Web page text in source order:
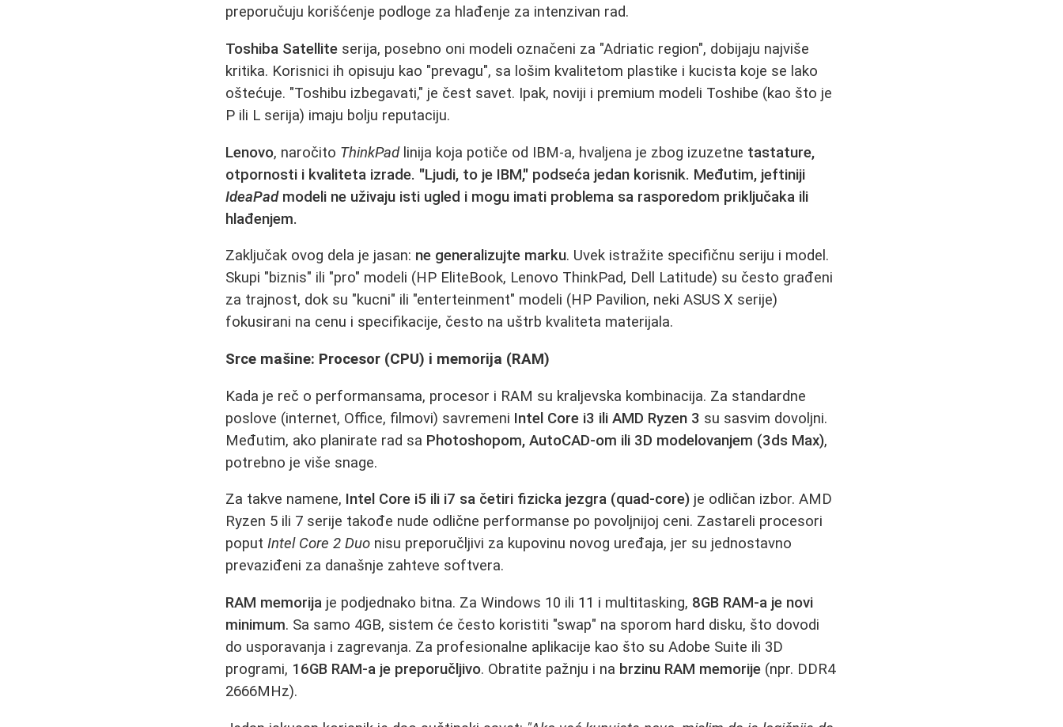
preporučuju korišćenje podloge za hlađenje za intenzivan rad.
Toshiba Satellite serija, posebno oni modeli označeni za "Adriatic region", dobijaju najviše
kritika. Korisnici ih opisuju kao "prevagu", sa lošim kvalitetom plastike i kucista koje se lako
oštećuje. "Toshibu izbegavati," je čest savet. Ipak, noviji i premium modeli Toshibe (kao što je
P ili L serija) imaju bolju reputaciju.
Lenovo, naročito ThinkPadlinija koja potiče od IBM-a, hvaljena je zbog izuzetne tastature,
otpornosti i kvaliteta izrade. "Ljudi, to je IBM," podseća jedan korisnik. Međutim, jeftiniji
IdeaPadmodeli ne uživaju isti ugled i mogu imati problema sa rasporedom priključaka ili
hlađenjem.
Zaključak ovog dela je jasan: ne generalizujte marku. Uvek istražite specifičnu seriju i model.
Skupi "biznis" ili "pro" modeli (HP EliteBook, Lenovo ThinkPad, Dell Latitude) su često građeni
za trajnost, dok su "kucni" ili "enterteinment" modeli (HP Pavilion, neki ASUS X serije)
fokusirani na cenu i specifikacije, često na uštrb kvaliteta materijala.
Srce mašine: Procesor (CPU) i memorija (RAM)
Kada je reč o performansama, procesor i RAM su kraljevska kombinacija. Za standardne
poslove (internet, Office, filmovi) savremeni Intel Core i3 ili AMD Ryzen 3 su sasvim dovoljni.
Međutim, ako planirate rad sa Photoshopom, AutoCAD-om ili 3D modelovanjem (3ds Max),
potrebno je više snage.
Za takve namene, Intel Core i5 ili i7 sa četiri fizicka jezgra (quad-core) je odličan izbor. AMD
Ryzen 5 ili 7 serije takođe nude odlične performanse po povoljnijoj ceni. Zastareli procesori
poputIntel Core 2 Duo nisu preporučljivi za kupovinu novog uređaja, jer su jednostavno
prevaziđeni za današnje zahteve softvera.
RAM memorija je podjednako bitna. Za Windows 10 ili 11 i multitasking, 8GB RAM-a je novi
minimum. Sa samo 4GB, sistem će često koristiti "swap" na sporom hard disku, što dovodi
do usporavanja i zagrevanja. Za profesionalne aplikacije kao što su Adobe Suite ili 3D
programi, 16GB RAM-a je preporučljivo. Obratite pažnju i na brzinu RAM memorije (npr. DDR4
2666MHz).